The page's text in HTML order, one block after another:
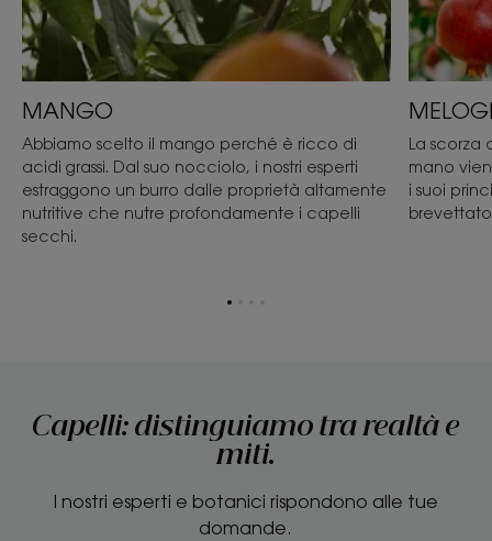
MANGO
Abbiamo scelto il mango perché è ricco di
acidi grassi. Dal suo nocciolo, i nostri esperti
estraggono un burro dalle proprietà altamente
nutritive che nutre profondamente i capelli
secchi.
La scorza
mano
i suoi
Vai
Capelli: distinguiamo tra realtà e
miti.
I nostri esperti e botanici rispondono alle tue
domande.